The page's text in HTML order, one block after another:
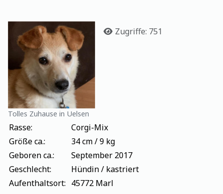
Tolles Zuhause in Uelsen
Details
Zugriffe: 751
Rasse:
Corgi-Mix
Größe ca.:
34 cm / 9 kg
Geboren ca.:
September 2017
Geschlecht:
Hündin / kastriert
Aufenthaltsort: 45772 Marl